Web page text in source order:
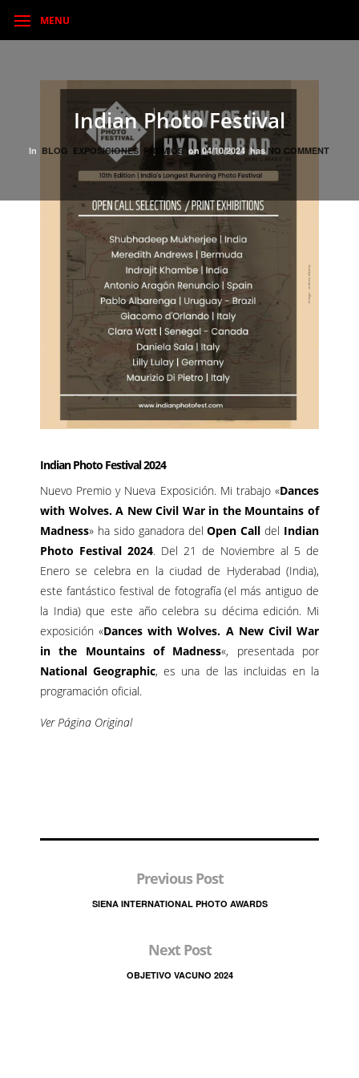
MENU
Indian Photo Festival
In BLOG EXPOSICIONES PREMIOS on04/10/2024 hasNO COMMENT
Indian Photo Festival 2024
Nuevo Premio y Nueva Exposición. Mi trabajo «Dances
with Wolves. A New Civil War in the Mountains of
Madness» ha sido ganadora delOpen Call del Indian
Photo Festival 2024. Del 21 de Noviembre al 5 de
Enero se celebra en la ciudad de Hyderabad (India),
este fantástico festival de fotografía (el más antiguo de
la India) que este año celebra su décima edición. Mi
exposición «Dances with Wolves. A New Civil War
in the Mountains of Madness«, presentada por
National Geographic, es una de las incluidas en la
programación oficial.
Ver Página Original
Previous Post
SIENA INTERNATIONAL PHOTO AWARDS
Next Post
OBJETIVO VACUNO 2024